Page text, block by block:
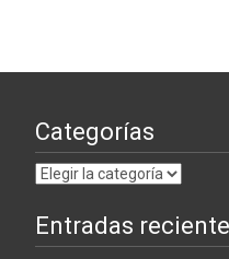
Categorías
Categorías
Entradas